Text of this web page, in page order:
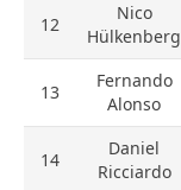
12
Nico
Hülkenberg
13
Fernando
Alonso
14
Daniel
Ricciardo